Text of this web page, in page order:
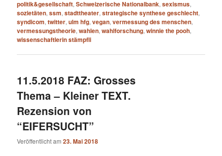
politik&gesellschaft,Schweizerische Nationalbank,sexismus,
sozietäten,ssm,stadttheater,strategische synthese geschlecht,
syndicom,twitter,ulm hfg,vegan,vermessung des menschen,
vermessungstheorie,wahlen,wahlforschung,winnie the pooh,
wissenschaftlerin stämpfli
11.5.2018 FAZ: Grosses
Thema – Kleiner TEXT.
Rezension von
“EIFERSUCHT”
Veröffentlicht am23. Mai 2018